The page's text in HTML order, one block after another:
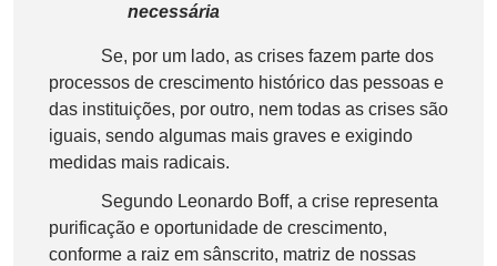
necessária
Se, por um lado, as crises fazem parte dos
processos de crescimento histórico das pessoas e
das instituições, por outro, nem todas as crises são
iguais, sendo algumas mais graves e exigindo
medidas mais radicais.
Segundo Leonardo Boff, a crise representa
purificação e oportunidade de crescimento,
conforme a raiz em sânscrito, matriz de nossas